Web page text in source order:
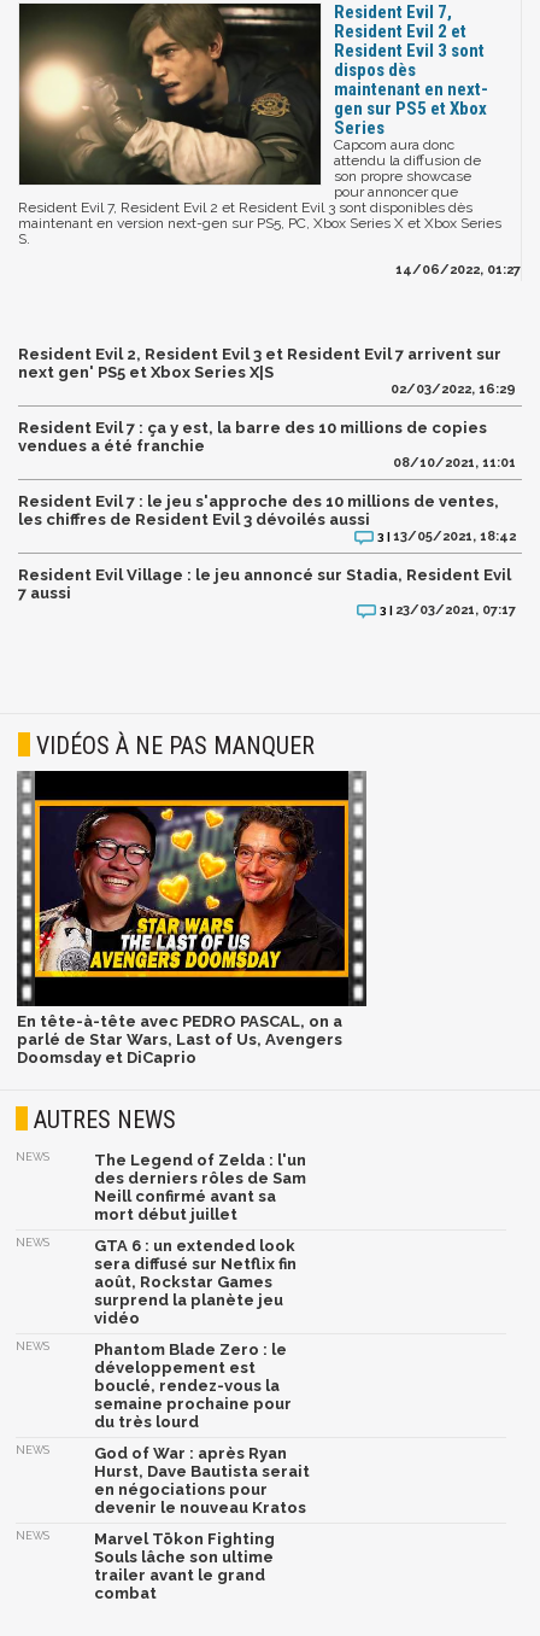
Resident Evil 7,
Resident Evil 2 et
Resident Evil 3 sont
dispos dès
maintenant en next-
gen sur PS5 et Xbox
Series
Capcom aura donc
attendu la diffusion de
son propre showcase
pour annoncer que
Resident Evil 7, Resident Evil 2 et Resident Evil 3 sont disponibles dès
maintenant en version next-gen sur PS5, PC, Xbox Series X et Xbox Series
S.
14/06/2022, 01:27
Resident Evil 2, Resident Evil 3 et Resident Evil 7 arrivent sur
next gen' PS5 et Xbox Series X|S
02/03/2022, 16:29
Resident Evil 7 : ça y est, la barre des 10 millions de copies
vendues a été franchie
08/10/2021, 11:01
Resident Evil 7 : le jeu s'approche des 10 millions de ventes,
les chiffres de Resident Evil 3 dévoilés aussi
3 |13/05/2021, 18:42
Resident Evil Village : le jeu annoncé sur Stadia, Resident Evil
7 aussi
3 | 23/03/2021, 07:17
VIDÉOS À NE PAS MANQUER
En tête-à-tête avec PEDRO PASCAL, on a
parlé de Star Wars, Last of Us, Avengers
Doomsday et DiCaprio
AUTRES NEWS
NEWS
The Legend of Zelda : l'un
des derniers rôles de Sam
Neill confirmé avant sa
mort début juillet
NEWS
GTA 6 : un extended look
sera diffusé sur Netflix fin
août, Rockstar Games
surprend la planète jeu
vidéo
NEWS
Phantom Blade Zero : le
développement est
bouclé, rendez-vous la
semaine prochaine pour
du très lourd
NEWS
God of War : après Ryan
Hurst, Dave Bautista serait
en négociations pour
devenir le nouveau Kratos
NEWS
Marvel Tōkon Fighting
Souls lâche son ultime
trailer avant le grand
combat